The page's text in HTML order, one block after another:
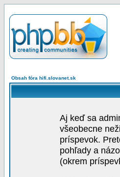
Obsah fóra hifi.slovanet.sk
Aj keď sa
všeobecne
príspevok.
pohľady a
(okrem